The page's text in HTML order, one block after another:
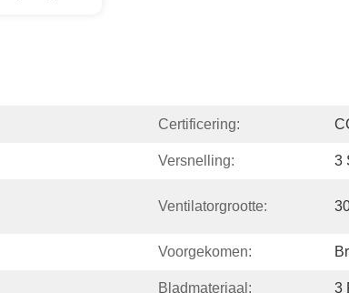
Certificering:
Versnelling: 3
Ventilatorgrootte:
Voorgekomen:
Bladmateriaal: 3